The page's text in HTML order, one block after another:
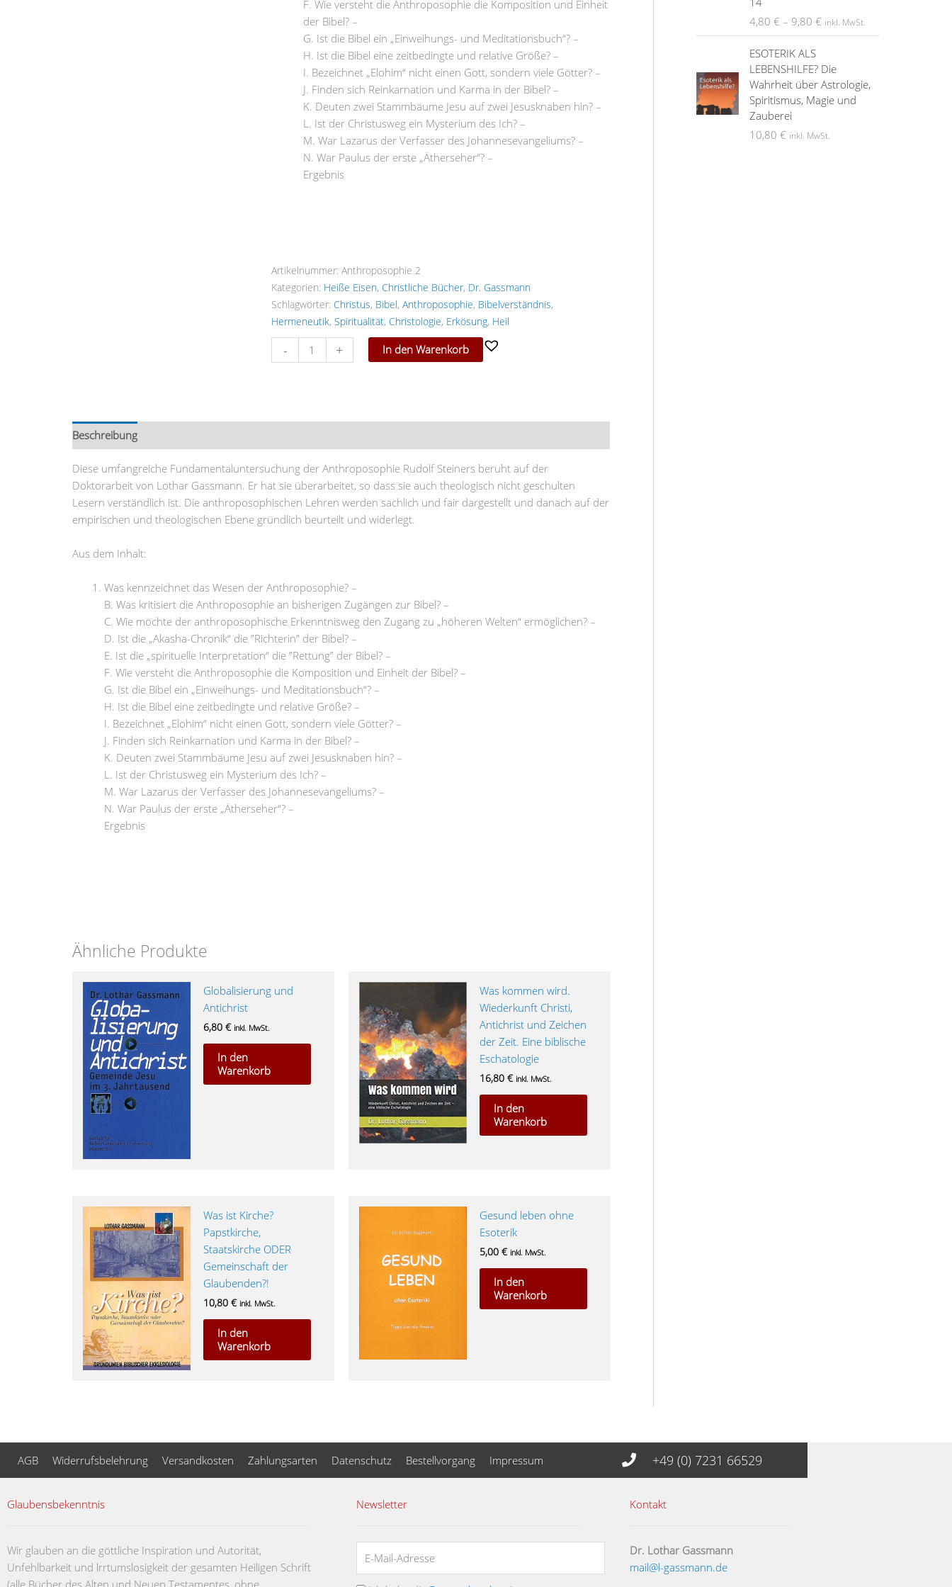
F. Wie versteht die Anthroposophie die Komposition und Einheit
der Bibel? –
G. Ist die Bibel ein „Einweihungs- und Meditationsbuch“? –
H. Ist die Bibel eine zeitbedingte und relative Größe? –
I. Bezeichnet „Elohim“ nicht einen Gott, sondern viele Götter? –
J. Finden sich Reinkarnation und Karma in der Bibel? –
K. Deuten zwei Stammbäume Jesu auf zwei Jesusknaben hin? –
L. Ist der Christusweg ein Mysterium des Ich? –
M. War Lazarus der Verfasser des Johannesevangeliums? –
N. War Paulus der erste „Ätherseher“? –
Ergebnis
Artikelnummer:Anthroposophie 2
Kategorien: Heiße Eisen, Christliche Bücher, Dr. Gassmann
Schlagwörter: Christus, Bibel,Anthroposophie, Bibelverständnis,
Hermeneutik, Spiritualität, Christologie, Erkösung, Heil
- + In den Warenkorb
Beschreibung
Diese umfangreiche Fundamentaluntersuchung der Anthroposophie Rudolf Steiners beruht auf der
Doktorarbeit von Lothar Gassmann. Er hat sie überarbeitet, so dass sie auch theologisch nicht geschulten
Lesern verständlich ist. Die anthroposophischen Lehren werden sachlich und fair dargestellt und danach auf der
empirischen und theologischen Ebene gründlich beurteilt und widerlegt.
Aus dem Inhalt:
Was kennzeichnet das Wesen der Anthroposophie? –
B. Was kritisiert die Anthroposophie an bisherigen Zugängen zur Bibel? –
C. Wie möchte der anthroposophische Erkenntnisweg den Zugang zu „höheren Welten“ ermöglichen? –
D. Ist die „Akasha-Chronik“ die ”Richterin” der Bibel? –
E. Ist die „spirituelle Interpretation“ die ”Rettung” der Bibel? –
F. Wie versteht die Anthroposophie die Komposition und Einheit der Bibel? –
G. Ist die Bibel ein „Einweihungs- und Meditationsbuch“? –
H. Ist die Bibel eine zeitbedingte und relative Größe? –
I. Bezeichnet „Elohim“ nicht einen Gott, sondern viele Götter? –
J. Finden sich Reinkarnation und Karma in der Bibel? –
K. Deuten zwei Stammbäume Jesu auf zwei Jesusknaben hin? –
L. Ist der Christusweg ein Mysterium des Ich? –
M. War Lazarus der Verfasser des Johannesevangeliums? –
N. War Paulus der erste „Ätherseher“? –
Ergebnis
Ähnliche Produkte
Globalisierung und
Antichrist
6,80 € inkl. MwSt.
In den
Warenkorb
Was kommen wird.
Wiederkunft Christi,
Antichrist und Zeichen
der Zeit. Eine biblische
Eschatologie
16,80 € inkl. MwSt.
In den
Warenkorb
Was ist Kirche?
Papstkirche,
Staatskirche ODER
Gemeinschaft der
Glaubenden?!
10,80 € inkl. MwSt.
In den
Warenkorb
Gesund leben ohne
Esoterik
5,00 € inkl. MwSt.
In den
Warenkorb
4,80 € – 9,80 € inkl. MwSt.
ESOTERIK ALS
LEBENSHILFE? Die
Wahrheit über Astrologie,
Spiritismus, Magie und
Zauberei
10,80 € inkl. MwSt.
AGB Widerrufsbelehrung Versandkosten Zahlungsarten Datenschutz Bestellvorgang Impressum +49 (0) 7231 66529
Glaubensbekenntnis
Wir glauben an die göttliche Inspiration und Autorität,
Unfehlbarkeit und lrrtumslosigkeit der gesamten Heiligen Schrift
Newsletter Kontakt
Dr. Lothar Gassmann
mail@l-gassmann.de